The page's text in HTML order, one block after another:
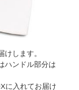
します。
ハンドル部分は
に入れてお届け